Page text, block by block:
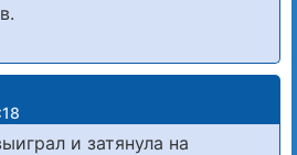
и затянула на